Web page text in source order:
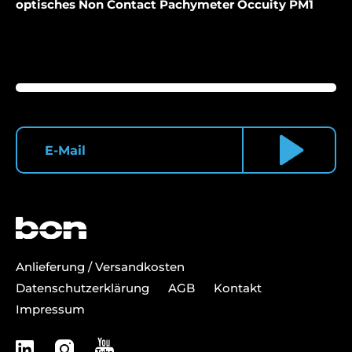
optisches Non Contact Pachymeter Occuity PM1
Anlieferung / Versandkosten
Datenschutzerklärung
AGB
Kontakt
Impressum